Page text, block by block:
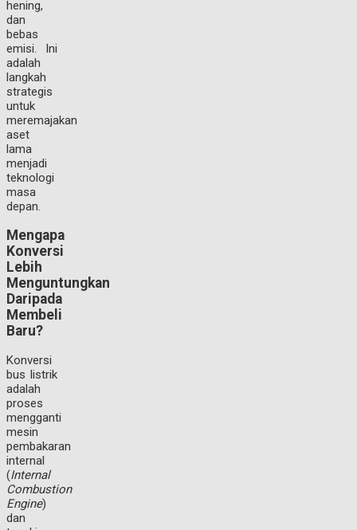
hening,
dan
bebas
emisi. Ini
adalah
langkah
strategis
untuk
meremajakan
aset
lama
menjadi
teknologi
masa
depan.
Mengapa
Konversi
Lebih
Menguntungkan
Daripada
Membeli
Baru?
Konversi
bus listrik
adalah
proses
mengganti
mesin
pembakaran
internal
(Internal
Combustion
Engine)
dan